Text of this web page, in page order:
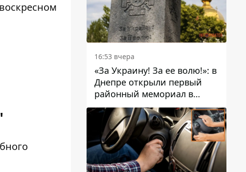
16:53 вчера
«За Украину! За ее волю!»: в
Днепре открыли первый
районный мемориал в
честь погибших
Защитников